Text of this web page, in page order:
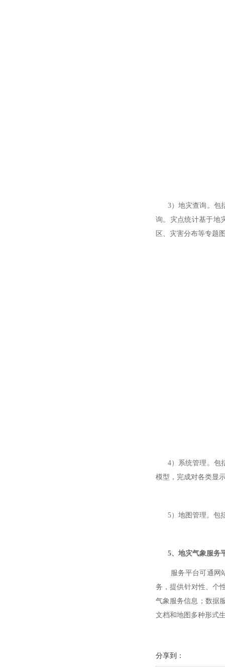
3）地灾查询。包括
询。灾点统计基于地
区、灾害分布等专题
4）系统管理。包括
模型，完成对各类显
5）地图管理。包括
5、地灾气象服务
服务平台可通网站
务，提供针对性、个
气象服务信息；数据
文档和地图多种形式
分享到：